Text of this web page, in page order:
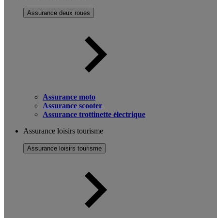
Assurance deux roues
Assurance moto
Assurance scooter
Assurance trottinette électrique
Assurance loisirs tourisme
Assurance loisirs tourisme